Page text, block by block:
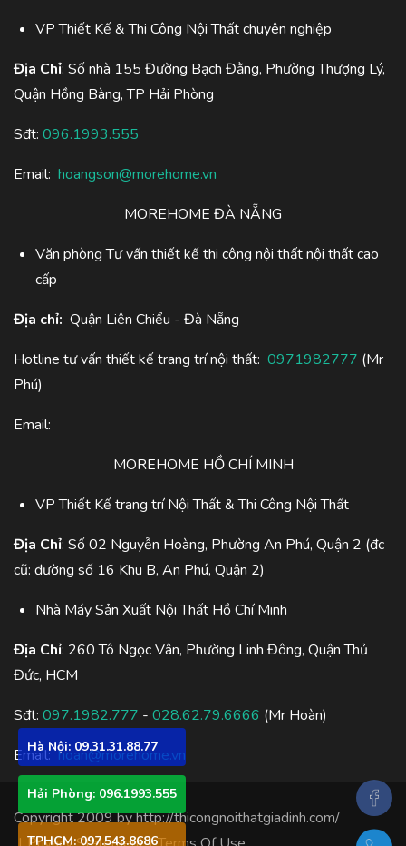
Hà Nội: 09.31.31.88.77
Hải Phòng: 096.1993.555
TPHCM: 097.543.8686
VP Thiết Kế & Thi Công Nội Thất chuyên nghiệp
Địa Chỉ: Số nhà 155 Đường Bạch Đằng, Phường Thượng Lý,
Quận Hồng Bàng, TP Hải Phòng
Sđt: 096.1993.555
Email: hoangson@morehome.vn
MOREHOME ĐÀ NẴNG
Văn phòng Tư vấn thiết kế thi công nội thất nội thất cao
cấp
Địa chỉ: Quận Liên Chiểu - Đà Nẵng
Hotline tư vấn thiết kế trang trí nội thất: 0971982777 (Mr
Phú)
Email:
MOREHOME HỒ CHÍ MINH
VP Thiết Kế trang trí Nội Thất & Thi Công Nội Thất
Địa Chỉ: Số 02 Nguyễn Hoàng, Phường An Phú, Quận 2 (đc
cũ: đường số 16 Khu B, An Phú, Quận 2)
Nhà Máy Sản Xuất Nội Thất Hồ Chí Minh
Địa Chỉ: 260 Tô Ngọc Vân, Phường Linh Đông, Quận Thủ
Đức, HCM
Sđt: 097.1982.777 - 028.62.79.6666 (Mr Hoàn)
Email:hoan@morehome.vn
Copyright 2009 byhttp://thicongnoithatgiadinh.com/